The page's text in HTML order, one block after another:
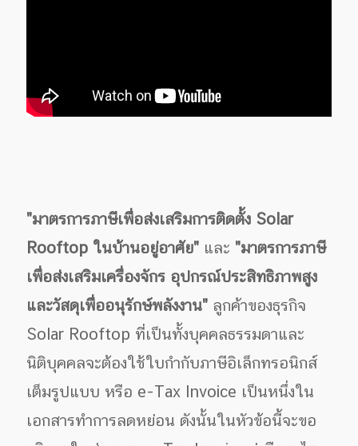
"มาตรการภาษีเพื่อส่งเสริมการติดตั้ง Solar
Rooftop ในบ้านอยู่อาศัย" และ "มาตรการภาษี
เพื่อส่งเสริมเครื่องจักร อุปกรณ์ประสิทธิภาพสูง
และวัสดุเพื่ออนุรักษ์พลังงาน" ลูกค้าของธุรกิจ
Solar Rooftop ที่เป็นทั้งบุคคลธรรมดาและ
นิติบุคคลจะต้องใช้ใบกำกับภาษีอิเล็กทรอนิกส์
เต็มรูปแบบ หรือ e-Tax Invoice เป็นหนึ่งใน
เอกสารทำการลดหย่อน ดังนั้นในหัวข้อนี้จะขอ